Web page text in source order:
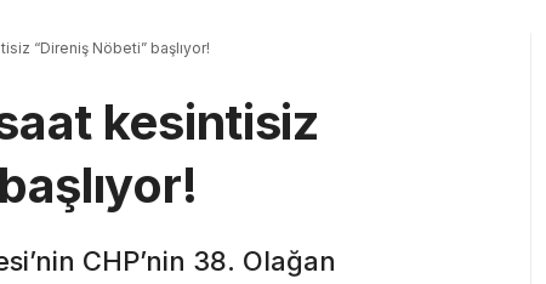
“Direniş Nöbeti” başlıyor!
kesintisiz
CHP’nin 38. Olağan